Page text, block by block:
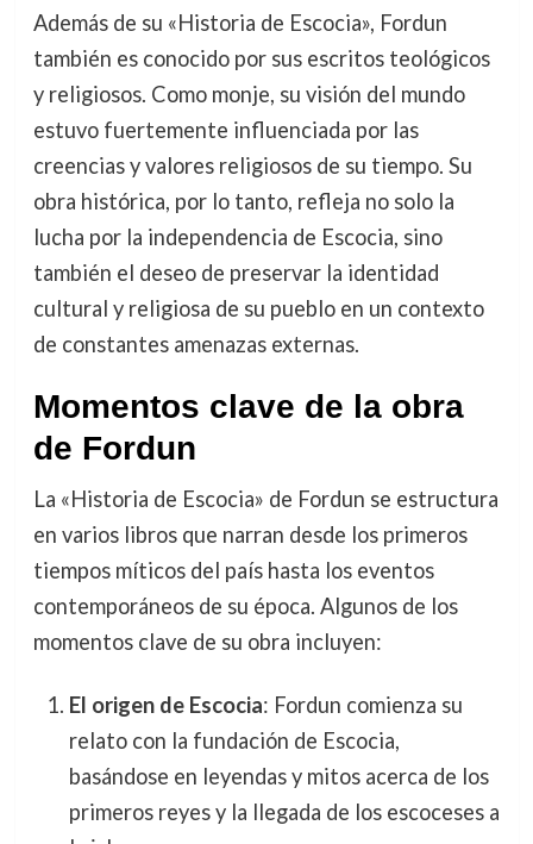
Además de su «Historia de Escocia», Fordun
también es conocido por sus escritos teológicos
y religiosos. Como monje, su visión del mundo
estuvo fuertemente influenciada por las
creencias y valores religiosos de su tiempo. Su
obra histórica, por lo tanto, refleja no solo la
lucha por la independencia de Escocia, sino
también el deseo de preservar la identidad
cultural y religiosa de su pueblo en un contexto
de constantes amenazas externas.
Momentos clave de la obra
de Fordun
La «Historia de Escocia» de Fordun se estructura
en varios libros que narran desde los primeros
tiempos míticos del país hasta los eventos
contemporáneos de su época. Algunos de los
momentos clave de su obra incluyen:
El origen de Escocia: Fordun comienza su
relato con la fundación de Escocia,
basándose en leyendas y mitos acerca de los
primeros reyes y la llegada de los escoceses a